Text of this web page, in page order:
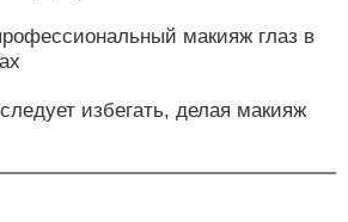
макияж глаз в
избегать, делая макияж